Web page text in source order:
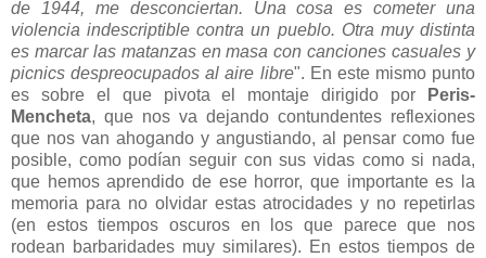
de 1944, me desconciertan. Una cosa es cometer una
violencia indescriptible contra un pueblo. Otra muy distinta
es marcar las matanzas en masa con canciones casuales y
picnics despreocupados al aire libre". En este mismo punto
es sobre el que pivota el montaje dirigido por
Peris-
Mencheta, que nos va dejando contundentes reflexiones
que nos van ahogando y angustiando, al pensar como fue
posible, como podían seguir con sus vidas como si nada,
que hemos aprendido de ese horror, que importante es la
memoria para no olvidar estas atrocidades y no repetirlas
(en estos tiempos oscuros en los que parece que nos
rodean barbaridades muy similares). En estos tiempos de